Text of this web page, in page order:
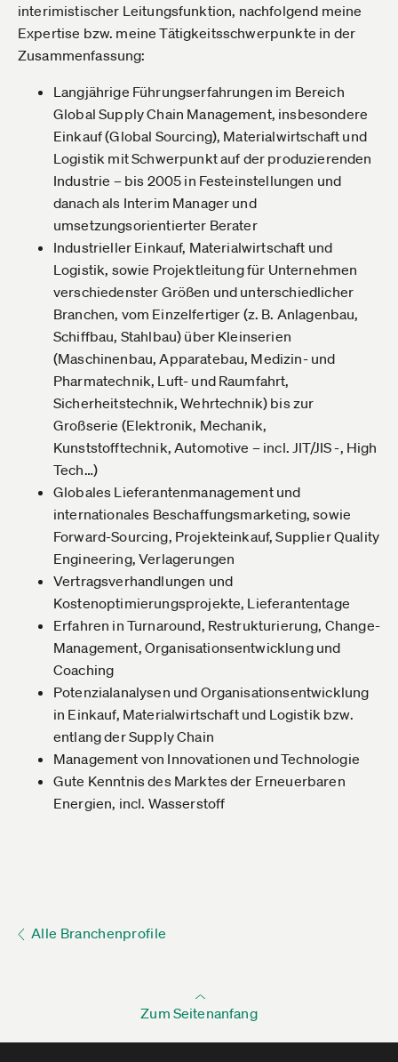
interimistischer Leitungsfunktion, nachfolgend meine
Expertise bzw. meine Tätigkeitsschwerpunkte in der
Zusammenfassung:
Langjährige Führungserfahrungen im Bereich
Global Supply Chain Management, insbesondere
Einkauf (Global Sourcing), Materialwirtschaft und
Logistik mit Schwerpunkt auf der produzierenden
Industrie – bis 2005 in Festeinstellungen und
danach als Interim Manager und
umsetzungsorientierter Berater
Industrieller Einkauf, Materialwirtschaft und
Logistik, sowie Projektleitung für Unternehmen
verschiedenster Größen und unterschiedlicher
Branchen, vom Einzelfertiger (z. B. Anlagenbau,
Schiffbau, Stahlbau) über Kleinserien
(Maschinenbau, Apparatebau, Medizin- und
Pharmatechnik, Luft- und Raumfahrt,
Sicherheitstechnik, Wehrtechnik) bis zur
Großserie (Elektronik, Mechanik,
Kunststofftechnik, Automotive – incl. JIT/JIS -, High
Tech…)
Globales Lieferantenmanagement und
internationales Beschaffungsmarketing, sowie
Forward-Sourcing, Projekteinkauf, Supplier Quality
Engineering, Verlagerungen
Vertragsverhandlungen und
Kostenoptimierungsprojekte, Lieferantentage
Erfahren in Turnaround, Restrukturierung, Change-
Management, Organisationsentwicklung und
Coaching
Potenzialanalysen und Organisationsentwicklung
in Einkauf, Materialwirtschaft und Logistik bzw.
entlang der Supply Chain
Management von Innovationen und Technologie
Gute Kenntnis des Marktes der Erneuerbaren
Energien, incl. Wasserstoff
Alle Branchenprofile
Zum Seitenanfang